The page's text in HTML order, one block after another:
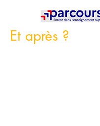
Et après ?